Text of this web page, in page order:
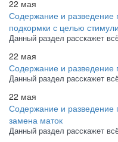
22 мая
Содержание и
подкормки с целью
Данный раздел расскажет
22 мая
Содержание и
Данный раздел расскажет
22 мая
Содержание и разведение
замена маток
Данный раздел расскажет